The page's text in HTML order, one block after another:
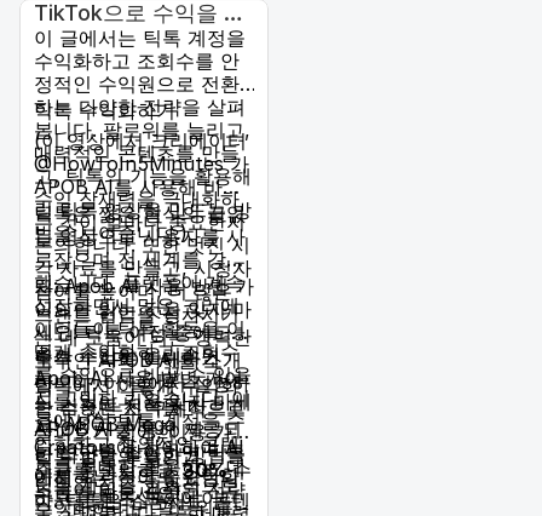
10 June 2026).
human-
creativity(Accessed: 10
June 2026).
TikTok으로 수익을 창
출하는 방법: 검증된 전
략
이 글에서는 틱톡 계정을
수익화하고 조회수를 안
정적인 수익원으로 전환
하는 다양한 전략을 살펴
봅니다. 팔로워를 늘리고,
매력적인 콘텐츠를 만들
고, 틱톡의 기능을 활용해
수익 잠재력을 극대화하
는 것이 얼마나 중요한지
논의합니다. 또한 멋진 시
각 자료를 만들고, 시청자
참여를 높이며, 더 많은
브랜드 협업을 성사시키
는 데 도움이 되는 강력한
도구인 APOB AI를 소개
합니다. 이 글에서 설명하
는 검증된 전략을 따르고
APOB AI를 통해 제공되
는 도구를 활용하면 틱톡
에서 효과적으로 수익화
하고 콘텐츠 크리에이터
틱톡 수익화하기
(이 영상에서 크리에이터
@HowToIn5Minutes가
APOB AI를 사용해 바이
럴 틱톡 영상을 만드는 방
법을 보여줍니다.)
틱톡은 짧은 형식의 끝없
는 영상으로 사용자를 사
로잡으며 전 세계를 강타
했습니다. 플랫폼이 계속
성장하면서 많은 크리에
이터들이 틱톡 활동을 어
떻게 수익화하고 조회수
를 수익으로 바꿀 수 있을
지 고민하고 있습니다. 이
글에서는 틱톡 계정을 수
익화하고 창의적인 콘텐
츠를 최대한 활용하는 데
도움이 되는 검증된 전략
팁: Apob AI 사용 방법 가
이드를 읽는 것을 잊지 마
세요! 틱톡 여정 중에도
추가 수입을 올리려면
Apob AI사용 방법 가이
드를 읽는 것을 잊지 마세
요! APOB Mega
Creators에 참여하여 AI
도구를 홍보하고30%수
수료를 받으세요!
틱톡 수익화 이해하기
틱톡에서 어떻게 수익화
할 수 있는지 구체적으로
살펴보기 전에, 이용 가능
한 다양한 수익화 방법을
이해하는 것이 중요합니
다. 틱톡은 스폰서드 콘텐
틱톡 팔로워 늘리기
틱톡 계정을 효과적으로
수익화하려면 팔로워를